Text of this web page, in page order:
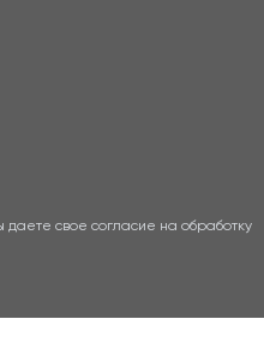
свое согласие на обработку